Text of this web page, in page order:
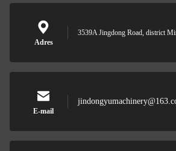
Adres
3539A Jingdong Road, district
E-mail